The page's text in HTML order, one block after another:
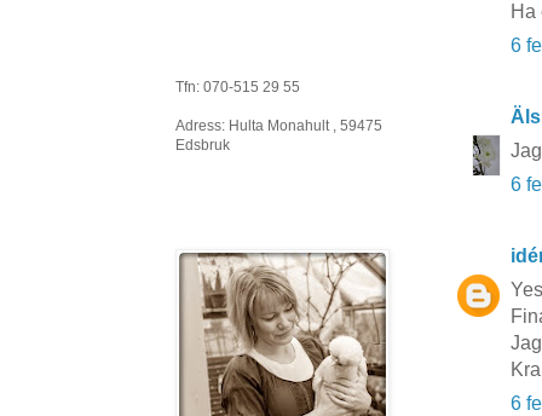
Ha
6
6
6
Tfn: 070-515 29 55
Adress: Hulta Monahult , 59475
Edsbruk